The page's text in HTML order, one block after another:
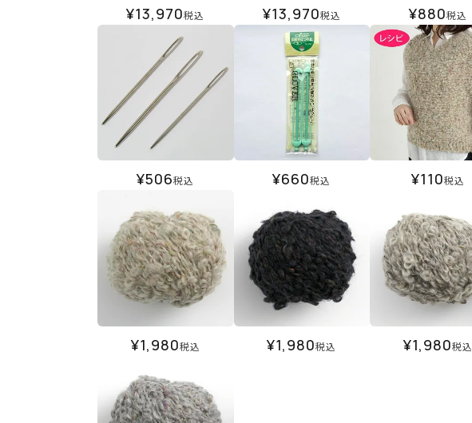
¥13,970税込 ¥13,970税込 ¥880税込
¥506税込 ¥660税込 ¥110税込
¥1,980税込 ¥1,980税込 ¥1,980税込